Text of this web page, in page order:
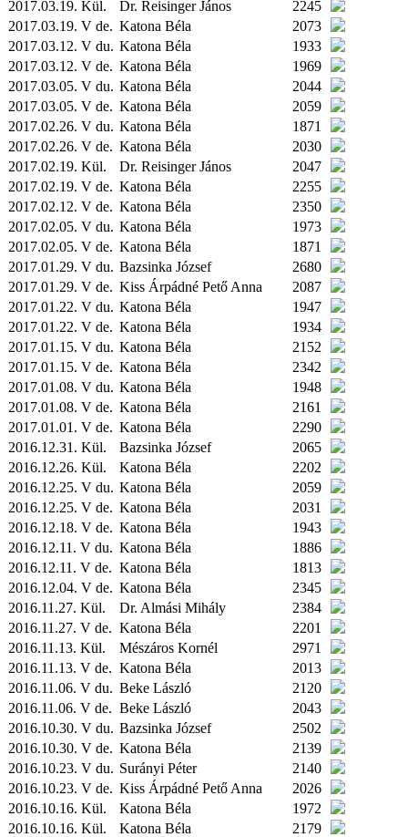
2017.03.19. Kül. Dr. Reisinger János
2245
2017.03.19. V de. Katona Béla
2073
2017.03.12. V du. Katona Béla
1933
2017.03.12. V de. Katona Béla
1969
2017.03.05. V du. Katona Béla
2044
2017.03.05. V de. Katona Béla
2059
2017.02.26. V du. Katona Béla
1871
2017.02.26. V de. Katona Béla
2030
2017.02.19. Kül. Dr. Reisinger János
2047
2017.02.19. V de. Katona Béla
2255
2017.02.12. V de. Katona Béla
2350
2017.02.05. V du. Katona Béla
1973
2017.02.05. V de. Katona Béla
1871
2017.01.29. V du. Bazsinka József
2680
2017.01.29. V de. Kiss Árpádné Pető Anna
2087
2017.01.22. V du. Katona Béla
1947
2017.01.22. V de. Katona Béla
1934
2017.01.15. V du. Katona Béla
2152
2017.01.15. V de. Katona Béla
2342
2017.01.08. V du. Katona Béla
1948
2017.01.08. V de. Katona Béla
2161
2017.01.01. V de. Katona Béla
2290
2016.12.31. Kül. Bazsinka József
2065
2016.12.26. Kül. Katona Béla
2202
2016.12.25. V du. Katona Béla
2059
2016.12.25. V de. Katona Béla
2031
2016.12.18. V de. Katona Béla
1943
2016.12.11. V du. Katona Béla
1886
2016.12.11. V de. Katona Béla
1813
2016.12.04. V de. Katona Béla
2345
2016.11.27. Kül. Dr. Almási Mihály
2384
2016.11.27. V de. Katona Béla
2201
2016.11.13. Kül. Mészáros Kornél
2971
2016.11.13. V de. Katona Béla
2013
2016.11.06. V du. Beke László
2120
2016.11.06. V de. Beke László
2043
2016.10.30. V du. Bazsinka József
2502
2016.10.30. V de. Katona Béla
2139
2016.10.23. V du. Surányi Péter
2140
2016.10.23. V de. Kiss Árpádné Pető Anna
2026
2016.10.16. Kül. Katona Béla
1972
2016.10.16. Kül. Katona Béla
2179